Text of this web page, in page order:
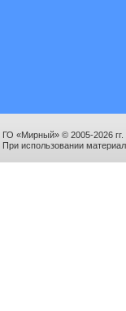
ГО «Мирный» © 2005-2026 гг.
При использовании